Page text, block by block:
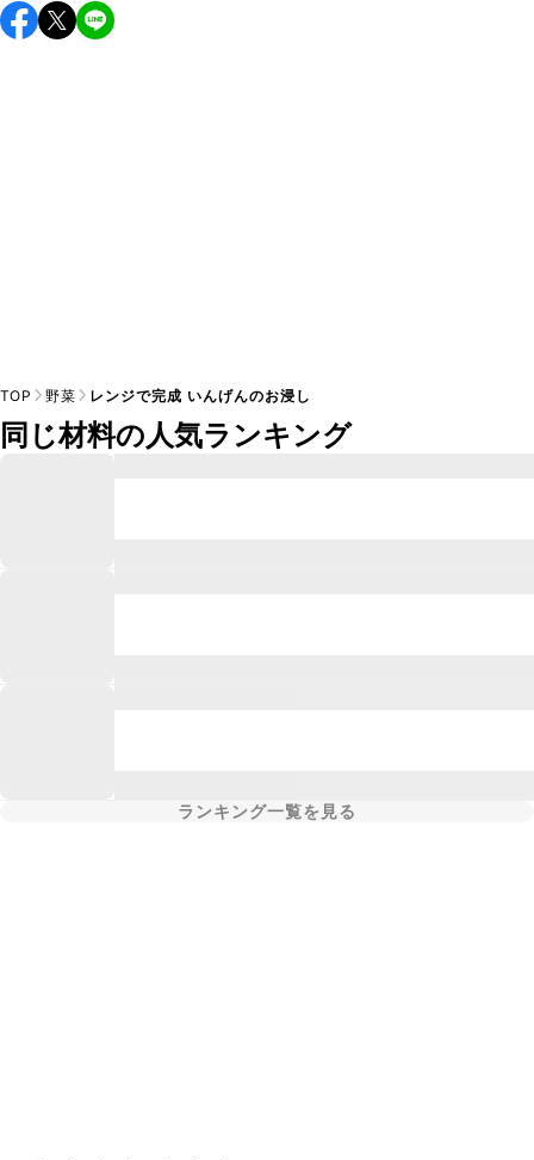
保存期間は冷蔵で翌日中が目安です。なるべくお早めにお召
し上がりください。
TOP 野菜 レンジで完成 いんげんのお浸し
同じ材料の人気ランキング
ランキング一覧を見る